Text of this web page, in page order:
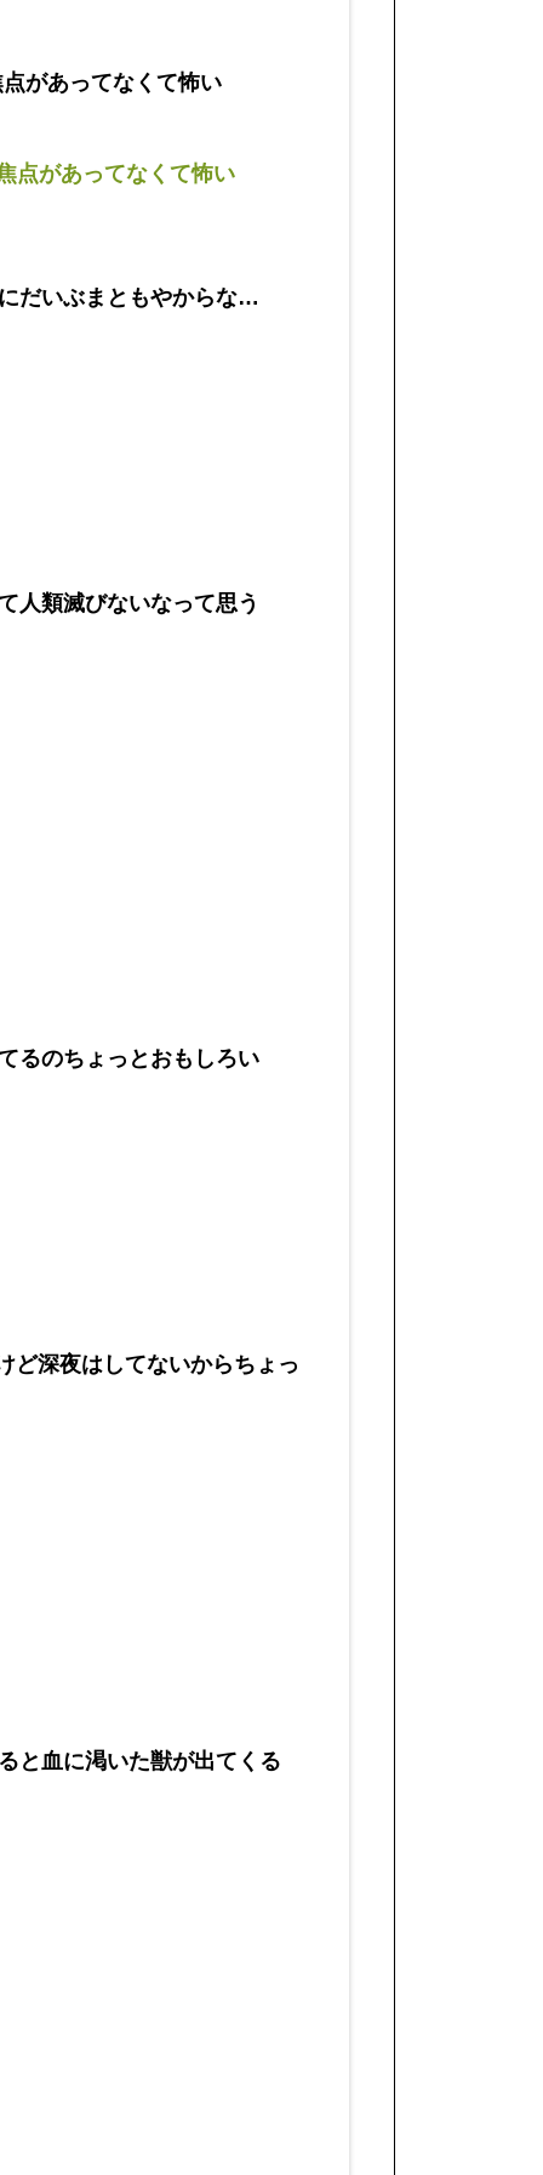
があってなくて怖い
点があってなくて怖い
だいぶまともやからな…
人類滅びないなって思う
るのちょっとおもしろい
ど深夜はしてないからちょっ
と血に渇いた獣が出てくる